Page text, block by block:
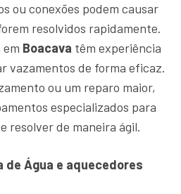
ou conexões podem causar
resolvidos rapidamente.
em Boacava têm experiência
vazamentos de forma eficaz.
ou um reparo maior,
especializados para
resolver de maneira ágil.
de Água e aquecedores